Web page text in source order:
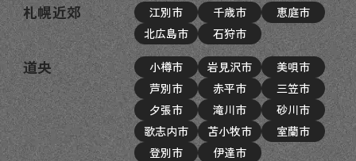
札幌近郊 江別市 千歳市
恵庭市
北広島市
石狩市
道央 小樽市 岩見沢市
美唄市
芦別市
赤平市
三笠市
夕張市
滝川市
砂川市
歌志内市
苫小牧市
室蘭市
登別市
伊達市